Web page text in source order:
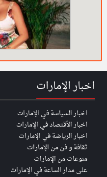
اخبار الإمارات
اخبار السياسة في الإمارات
اخبار الأقتصاد في الإمارات
اخبار الرياضة في الإمارات
ثقافة و فن من الإمارات
منوعات من الإمارات
على مدار الساعة في الإمارات